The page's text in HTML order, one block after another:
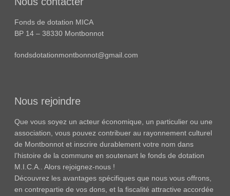
Fonds de dotation MICA
BP 14 – 38330 Montbonnot
fondsdotationmontbonnot@gmail.com
Nous rejoindre
Que vous soyez un acteur économique, un particulier ou une
association, vous pouvez contribuer au rayonnement culturel
de Montbonnot et inscrire durablement votre nom dans
l’histoire de la commune en soutenant le fonds de dotation
M.I.C.A.. Alors rejoignez-nous !
Découvrez les avantages spécifiques que nous vous offrons,
en contrepartie de vos dons, et la fiscalité attractive accordée